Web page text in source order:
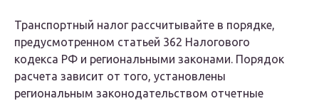
Транспортный налог рассчитывайте в порядке,
предусмотренном статьей 362 Налогового
кодекса РФ и региональными законами. Порядок
расчета зависит от того, установлены
региональным законодательством отчетные